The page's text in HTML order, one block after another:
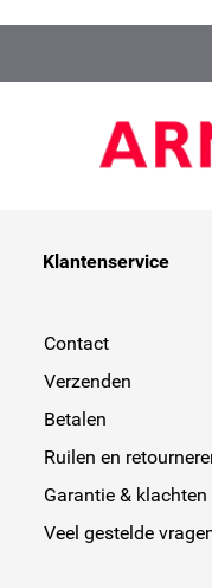
Zeer hoge kwaliteit
bestuurder en
van 80 KG! -
Klantenservice
Contact
Verzenden
Betalen
Ruilen en
Garantie & klachten
Veel gestelde